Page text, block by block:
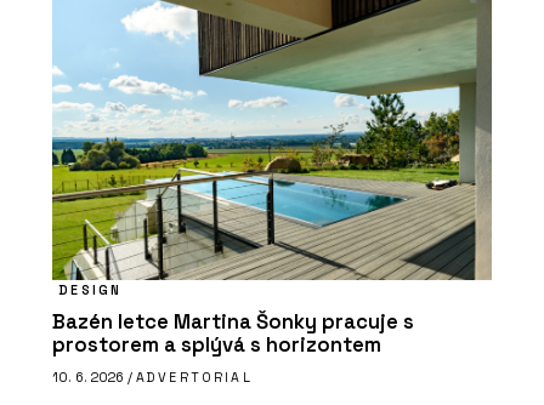
DESIGN
Bazén letce Martina Šonky pracuje s
prostorem a splývá s horizontem
10. 6. 2026 / ADVERTORIAL